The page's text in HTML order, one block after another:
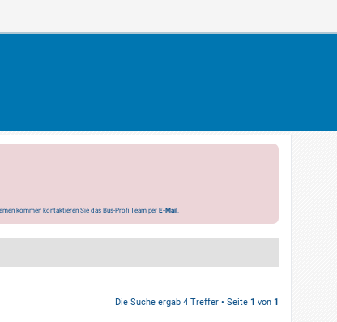
kommen kontaktieren Sie das Bus-Profi Team perE-Mail.
Die Suche ergab 4 Treffer • Seite 1 von 1